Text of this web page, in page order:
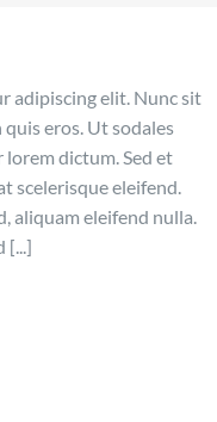
adipiscing elit. Nunc sit
eros. Ut sodales
dictum. Sed et
scelerisque eleifend.
aliquam eleifend nulla.
[...]